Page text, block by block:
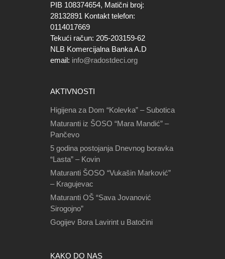
PIB 108374654, Matični broj:
28132891 Kontakt telefon:
0114017669
Tekući račun: 205-203159-62
NLB Komercijalna Banka A.D
email: info@radostdeci.org
AKTIVNOSTI
Higijena za Dom “Kolevka” – Subotica
Maturanti iz ŠOSO “Mara Mandić” –
Pančevo
5 godina postojanja Dnevnog boravka
“Lasta” – Kovin
Maturanti ŠOSO “Vukašin Marković”
– Kragujevac
Maturanti OŠ “Sava Jovanović
Sirogojno”
Gogijev Bora Lavirint u Batočini
KAKO DO NAS